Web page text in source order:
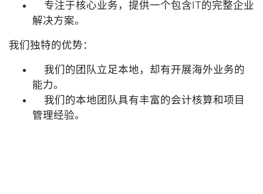
专注于核心业务，提供一个包含IT的完整企业
解决方案。
我们独特的优势：
我们的团队立足本地，却有开展海外业务的
能力。
我们的本地团队具有丰富的会计核算和项目
管理经验。